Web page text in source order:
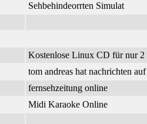
Sehbehindeorrten Simulat
Kostenlose Linux CD für nur 2
tom andreas hat nachrichten
fernsehzeitung online
Midi Karaoke Online